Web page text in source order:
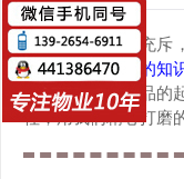
在各种培训充斥
域，必须要掌握的知
打造这个培训产品的
社，用我们精心打磨